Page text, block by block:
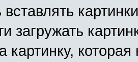
загружать
картинку,